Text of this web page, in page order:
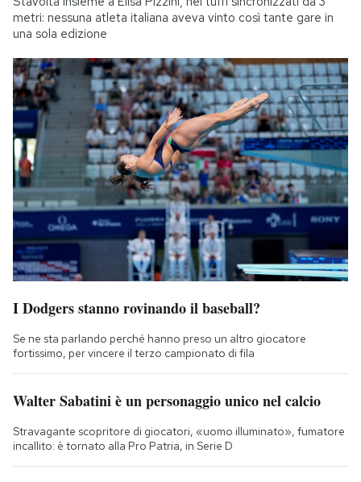
metri: nessuna atleta italiana aveva vinto così tante gare in
una sola edizione
I Dodgers stanno rovinando il baseball?
Se ne sta parlando perché hanno preso un altro giocatore
fortissimo, per vincere il terzo campionato di fila
Walter Sabatini è un personaggio unico nel calcio
Stravagante scopritore di giocatori, «uomo illuminato», fumatore
incallito: è tornato alla Pro Patria, in Serie D